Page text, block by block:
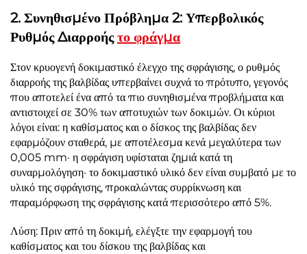
2. Συνηθισμένο Πρόβλημα 2: Υπερβολικός
Ρυθμός Διαρροήςτο φράγμα
Στον κρυογενή δοκιμαστικό έλεγχο της σφράγισης, ο ρυθμός
διαρροής της βαλβίδας υπερβαίνει συχνά το πρότυπο, γεγονός
που αποτελεί ένα από τα πιο συνηθισμένα προβλήματα και
αντιστοιχεί σε 30% των αποτυχιών των δοκιμών. Οι κύριοι
λόγοι είναι: η καθίσματος και ο δίσκος της βαλβίδας δεν
εφαρμόζουν σταθερά, με αποτέλεσμα κενά μεγαλύτερα των
0,005 mm· η σφράγιση υφίσταται ζημιά κατά τη
συναρμολόγηση· το δοκιμαστικό υλικό δεν είναι συμβατό με το
υλικό της σφράγισης, προκαλώντας συρρίκνωση και
παραμόρφωση της σφράγισης κατά περισσότερο από 5%.
Λύση: Πριν από τη δοκιμή, ελέγξτε την εφαρμογή του
καθίσματος και του δίσκου της βαλβίδας και